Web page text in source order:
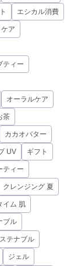
エシカル消費
ア
ティー
オーラルケア
茶
カカオバター
UV ギフト
ティー
クレンジング 夏
イム 肌
ブル
テナブル
ジェル